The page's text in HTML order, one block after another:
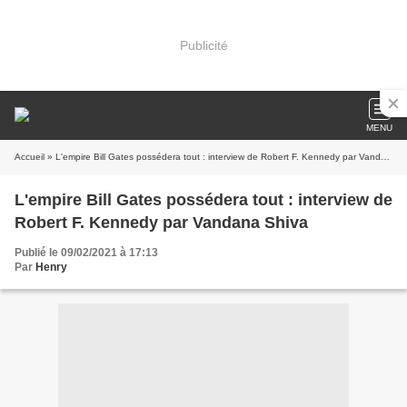
Publicité
MENU
Accueil » L'empire Bill Gates possédera tout : interview de Robert F. Kennedy par Vandana Shiva
L'empire Bill Gates possédera tout : interview de
Robert F. Kennedy par Vandana Shiva
Publié le 09/02/2021 à 17:13
Par Henry